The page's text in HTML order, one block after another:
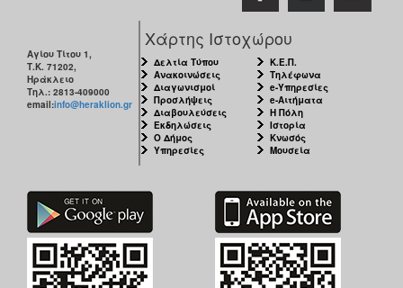
Αγίου Τίτου 1,
Τ.Κ. 71202,
Ηράκλειο
Τηλ.: 2813-409000
email:info@heraklion.gr
Χάρτης Ιστοχώρου
Δελτία Τύπου
Ανακοινώσεις
Διαγωνισμοί
Προσλήψεις
Διαβουλεύσεις
Εκδηλώσεις
Ο Δήμος
Υπηρεσίες
Κ.Ε.Π.
Τηλέφωνα
e-Υπηρεσίες
e-Αιτήματα
Η Πόλη
Ιστορία
Κνωσός
Μουσεία